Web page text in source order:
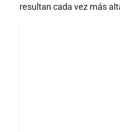
resultan cada vez más